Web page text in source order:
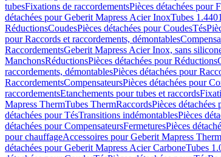
tubesFixations de raccordementsPièces détachées pour
détachées pour Geberit Mapress Acier InoxTubes
RéductionsCoudesPièces détachées pour CoudesTés
pour Raccords et raccordements, démontables
RaccordementsGeberit Mapress Acier Inox, sans
ManchonsRéductionsPièces détachées pour Réductions
raccordements, démontablesPièces détachées pour
RaccordementsCompensateursPièces détachées pour
raccordementsEtanchements pour tubes et raccords
Mapress ThermTubes ThermRaccordsPièces détachées
détachées pour TésTransitions indémontablesPièces
détachées pour CompensateursFermeturesPièces
pour chauffageAccessoires pour Geberit Mapress Therm
détachées pour Geberit Mapress Acier CarboneTubes